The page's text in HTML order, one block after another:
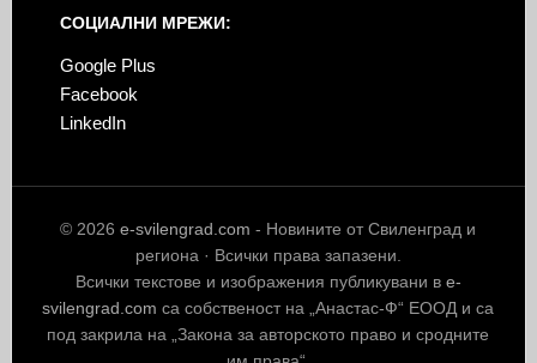
СОЦИАЛНИ МРЕЖИ:
Google Plus
Facebook
LinkedIn
© 2026e-svilengrad.com - Новините от Свиленград и
региона · Всички права запазени.
Всички текстове и изображения публикувани в e-
svilengrad.com са собственост на „Анастас-Ф“ ЕООД и са
под закрила на „Закона за авторското право и сродните